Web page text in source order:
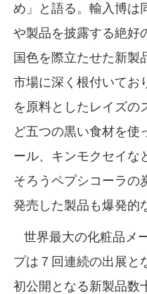
め」と語る。輸入博は
や製品を披露する絶好
国色を際立たせた新製
市場に深く根付いてお
を原料としたレイズの
ど五つの黒い食材を使
ール、キンモクセイな
そろうペプシコーラの
発売した製品も爆発的
世界最大の化粧品メ
プは７回連続の出展と
初公開となる新製品数